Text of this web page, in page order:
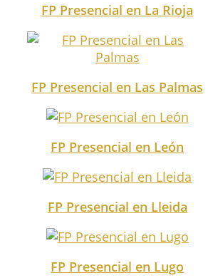
FP Presencial en La Rioja
FP Presencial en Las Palmas
FP Presencial en León
FP Presencial en Lleida
FP Presencial en Lugo